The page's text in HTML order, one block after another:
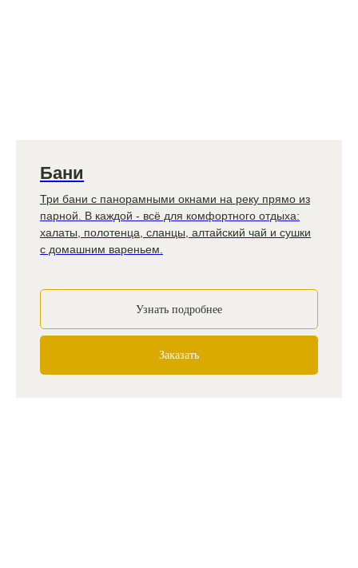
Бани
Три бани с панорамными окнами на реку прямо из
парной. В каждой - всё для комфортного отдыха:
халаты, полотенца, сланцы, алтайский чай и сушки
с домашним вареньем.
Узнать подробнее
Заказать